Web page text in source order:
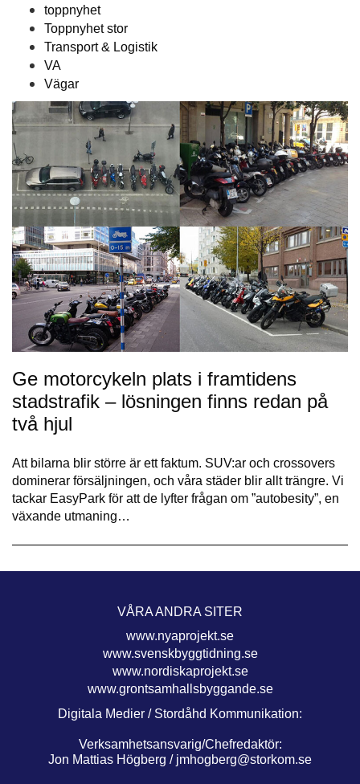
toppnyhet
Toppnyhet stor
Transport & Logistik
VA
Vägar
Ge motorcykeln plats i framtidens
stadstrafik – lösningen finns redan på
två hjul
Att bilarna blir större är ett faktum. SUV:ar och crossovers
dominerar försäljningen, och våra städer blir allt trängre. Vi
tackar EasyPark för att de lyfter frågan om ”autobesity”, en
växande utmaning…
VÅRA ANDRA SITER
www.nyaprojekt.se
www.svenskbyggtidning.se
www.nordiskaprojekt.se
www.grontsamhallsbyggande.se
Digitala Medier / Stordåhd Kommunikation:
Verksamhetsansvarig/Chefredaktör:
Jon Mattias Högberg / jmhogberg@storkom.se